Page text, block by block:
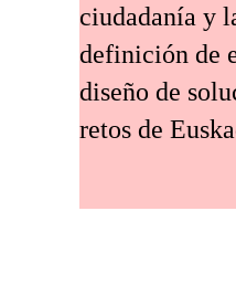
ciudadanía y
definición de
diseño de
retos de